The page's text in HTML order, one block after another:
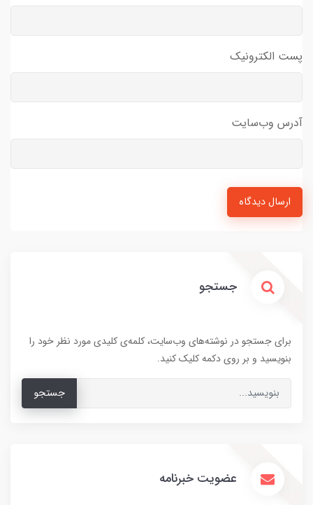
پست الکترونیک
آدرس وب‌سایت
ارسال دیدگاه
جستجو
برای جستجو در نوشته‌های وب‌سایت، کلمه‌ی کلیدی مورد نظر خود را
بنویسید و بر روی دکمه کلیک کنید.
جستجو
عضویت خبرنامه